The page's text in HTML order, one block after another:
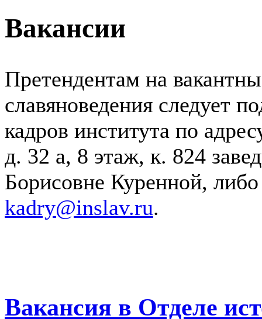
Вакансии
Претендентам на
славяноведения следует
кадров института по
д. 32 а, 8 этаж, к. 824
Борисовне Куренной,
kadry@inslav.ru.
Вакансия в Отделе